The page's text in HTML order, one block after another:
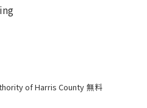
of Harris County 無料